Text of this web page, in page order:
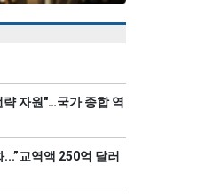
자원"…국가 종합 역
교역액 250억 달러